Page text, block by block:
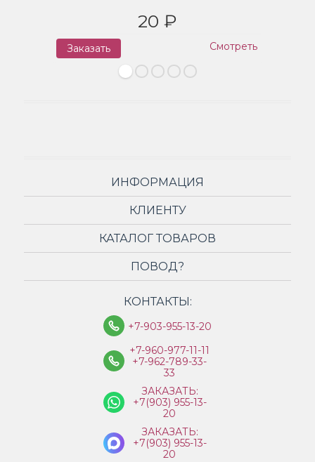
20 ₽
Заказать Смотреть
ИНФОРМАЦИЯ
КЛИЕНТУ
КАТАЛОГ ТОВАРОВ
ПОВОД?
КОНТАКТЫ:
+7-903-955-13-20
+7-960-977-11-11
+7-962-789-33-
33
ЗАКАЗАТЬ:
+7(903) 955-13-
20
ЗАКАЗАТЬ:
+7(903) 955-13-
20